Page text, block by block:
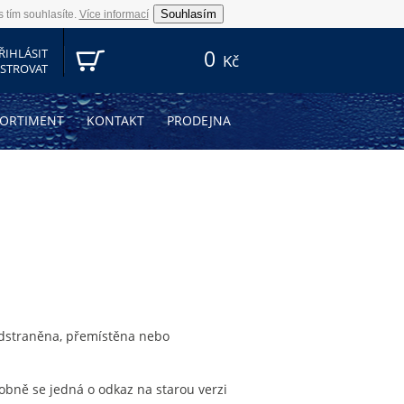
souhlasíte. Více informací Souhlasím
0 Kč
KONTAKT PRODEJNA
přemístěna nebo
se jedná o odkaz na starou verzi